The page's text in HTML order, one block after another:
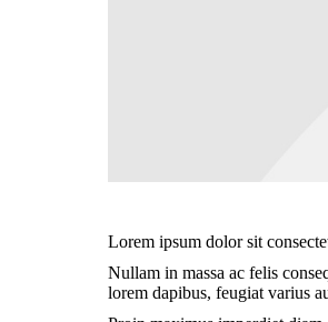
Lorem ipsum dolor sit
Nullam in massa ac felis
lorem dapibus, feugiat varius